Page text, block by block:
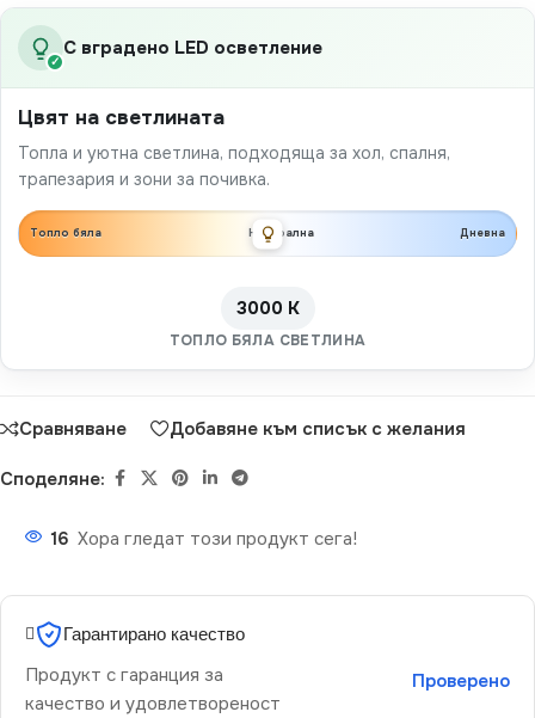
✓
С вградено LED осветление
Цвят на светлината
Топла и уютна светлина, подходяща за хол, спалня,
трапезария и зони за почивка.
Топло бяла Неутрална Дневна
3000 K
ТОПЛО БЯЛА СВЕТЛИНА
Сравняване Добавяне към списък с желания
Споделяне:
16 Хора гледат този продукт сега!
Гарантирано качество
Продукт с гаранция за
качество и удовлетвореност
Проверено